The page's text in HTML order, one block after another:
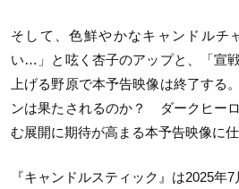
そして、色鮮やかなキャンドルチ
い…」と呟く杏子のアップと、「宣
上げる野原で本予告映像は終了する
ンは果たされるのか？ ダークヒー
む展開に期待が高まる本予告映像に仕
『キャンドルスティック』は2025年7